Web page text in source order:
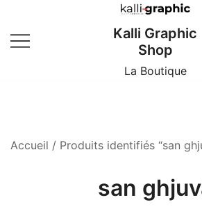
content
Kalli Graphic
Shop
La Boutique
Accueil / Produits identifiés “san
san